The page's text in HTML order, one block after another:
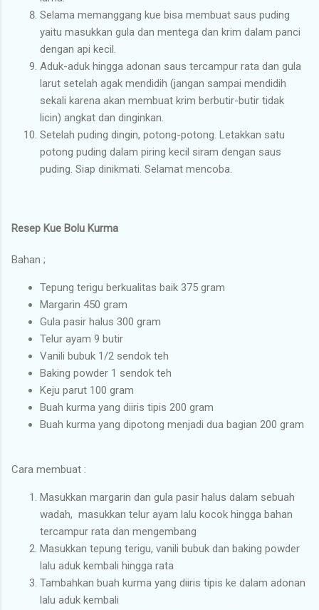
Selama memanggang kue bisa membuat saus puding
yaitu masukkan gula dan mentega dan krim dalam panci
dengan api kecil.
Aduk-aduk hingga adonan saus tercampur rata dan gula
larut setelah agak mendidih (jangan sampai mendidih
sekali karena akan membuat krim berbutir-butir tidak
licin) angkat dan dinginkan.
Setelah puding dingin, potong-potong. Letakkan satu
potong puding dalam piring kecil siram dengan saus
puding. Siap dinikmati. Selamat mencoba.
Resep Kue Bolu Kurma
Bahan ;
Tepung terigu berkualitas baik 375 gram
Margarin 450 gram
Gula pasir halus 300 gram
Telur ayam 9 butir
Vanili bubuk 1/2 sendok teh
Baking powder 1 sendok teh
Keju parut 100 gram
Buah kurma yang diiris tipis 200 gram
Buah kurma yang dipotong menjadi dua bagian 200 gram
Cara membuat :
Masukkan margarin dan gula pasir halus dalam sebuah
wadah, masukkan telur ayam lalu kocok hingga bahan
tercampur rata dan mengembang
Masukkan tepung terigu, vanili bubuk dan baking powder
lalu aduk kembali hingga rata
Tambahkan buah kurma yang diiris tipis ke dalam adonan
lalu aduk kembali